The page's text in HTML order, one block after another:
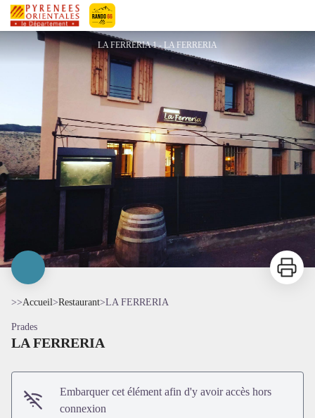
Pyrénées-Orientales Le Département
LA FERRERIA
LA FERRERIA 1 - LA FERRERIA
Voir l'image en plein écran
Imprimer
>>Accueil>Restaurant>LA FERRERIA
Prades
LA FERRERIA
Embarquer cet élément afin d'y avoir accès hors
connexion